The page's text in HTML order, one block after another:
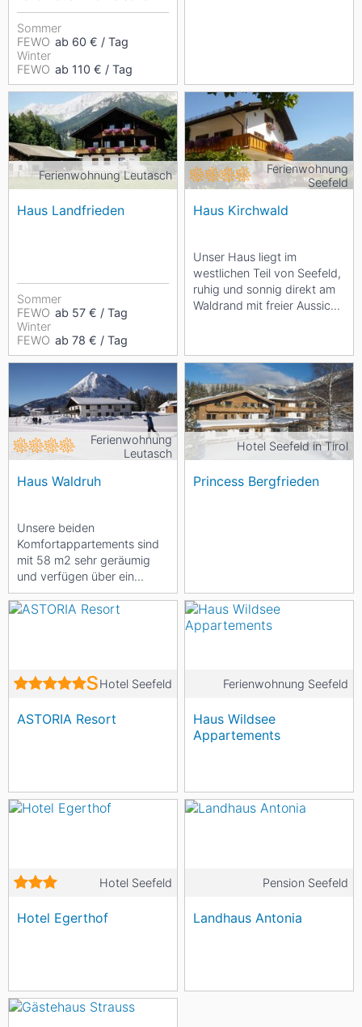
(Haus Elisengrund) in bester
und ruhiger...
Sommer
FEWO ab 60 € / Tag
Winter
FEWO ab 110 € / Tag
Ferienwohnung Leutasch
Haus Landfrieden
Sommer
FEWO ab 57 € / Tag
Winter
FEWO ab 78 € / Tag
Ferienwohnung
Seefeld
Haus Kirchwald
Unser Haus liegt im
westlichen Teil von Seefeld,
ruhig und sonnig direkt am
Waldrand mit freier Aussicht
Ferienwohnung
Leutasch
Haus Waldruh
Unsere beiden
Komfortappartements sind
mit 58 m2 sehr geräumig
und verfügen über ein
separates Schlafzimmer
sowie über eine ausziehbare
Hotel Seefeld in Tirol
Princess Bergfrieden
Hotel Seefeld
ASTORIA Resort
Ferienwohnung Seefeld
Haus Wildsee
Appartements
Hotel Seefeld
Hotel Egerthof
Pension Seefeld
Landhaus Antonia